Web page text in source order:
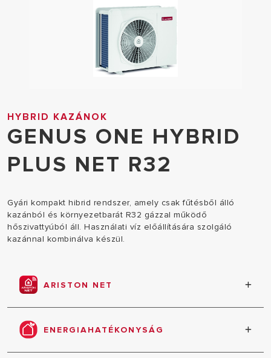
HYBRID KAZÁNOK
GENUS ONE HYBRID
PLUS NET R32
Gyári kompakt hibrid rendszer, amely csak fűtésből álló
kazánból és környezetbarát R32 gázzal működő
hőszivattyúból áll. Használati víz előállítására szolgáló
kazánnal kombinálva készül.
ARISTON NET
Az Ariston NET segítségével a kényelem a keze
ügyében van. Távvezérlés, fogyasztási jelentések
és online műszaki támogatás, mindez egy ingyenes
ENERGIAHATÉKONYSÁG
A magas energiahatékonyságnak köszönhetően a